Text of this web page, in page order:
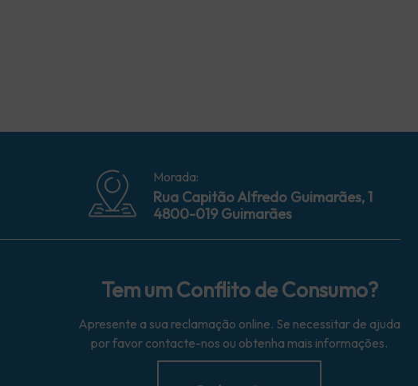
Morada:
Rua Capitão Alfredo Guimarães, 1
4800-019 Guimarães
Tem um Conflito de Consumo?
Apresente a sua reclamação online. Se necessitar de ajuda
por favor contacte-nos ou obtenha mais informações.